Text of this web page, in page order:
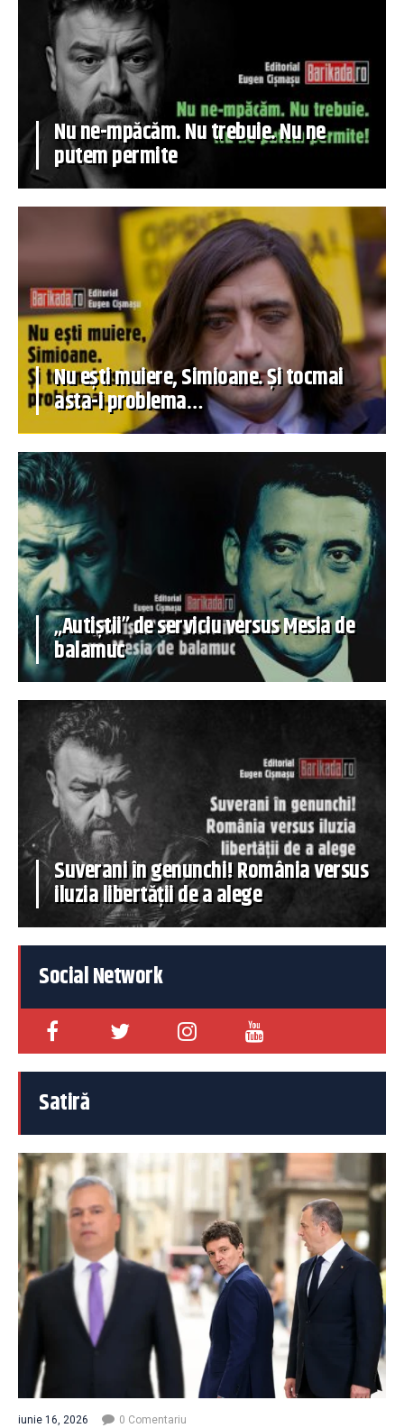
Nu ne-mpăcăm. Nu trebuie. Nu ne
putem permite
Nu ești muiere, Simioane. Și tocmai
asta-i problema…
„Autiștii” de serviciu versus Mesia de
balamuc
Suverani în genunchi! România versus
iluzia libertății de a alege
Social Network
Satiră
iunie 16, 2026 0 Comentariu